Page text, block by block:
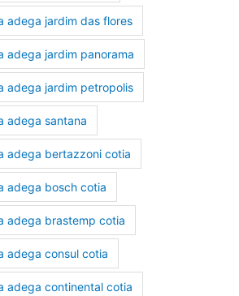
adega jardim das flores
adega jardim panorama
adega jardim petropolis
adega santana
adega bertazzoni cotia
adega bosch cotia
adega brastemp cotia
adega consul cotia
adega continental cotia